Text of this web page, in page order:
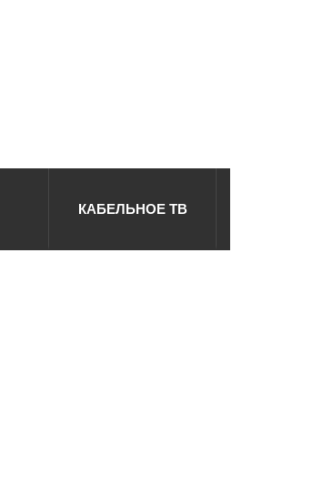
КАБЕЛЬНОЕ ТВ